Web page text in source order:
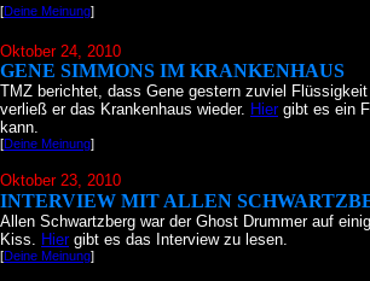
[Deine Meinung]
Oktober 24, 2010
GENE SIMMONS IM KRANKENHAUS
TMZ berichtet, dass Gene gestern zuviel
verließ er das Krankenhaus wieder. Hiergibt es ein
kann.
[Deine Meinung]
Oktober 23, 2010
INTERVIEW MIT ALLEN
Allen Schwartzberg war der Ghost Drummer auf
Kiss. Hiergibt es das Interview zu lesen.
[Deine Meinung]